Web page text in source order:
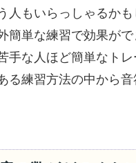
人もいらっしゃるかも
簡単な練習で効果がで
手な人ほど簡単なト
る練習方法の中から